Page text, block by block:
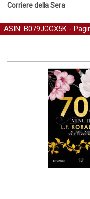
Corriere della Sera
ASIN: B079JGGX5K -